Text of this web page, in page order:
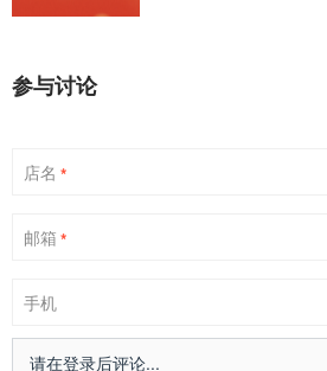
参与讨论
店名 *
邮箱 *
手机